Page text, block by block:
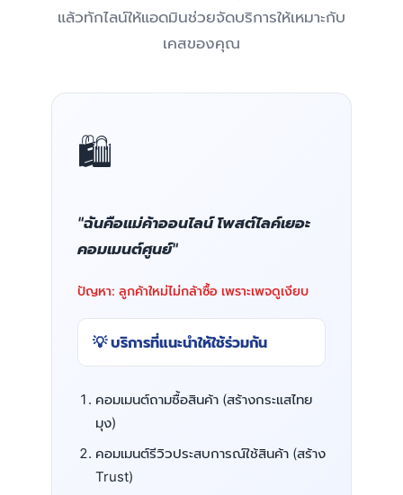
แล้วทักไลน์ให้แอดมินช่วยจัดบริการให้เหมาะกับ
เคสของคุณ
🛍️
"ฉันคือแม่ค้าออนไลน์ โพสต์ไลค์เยอะ
คอมเมนต์ศูนย์"
ปัญหา: ลูกค้าใหม่ไม่กล้าซื้อ เพราะเพจดูเงียบ
💡 บริการที่แนะนำให้ใช้ร่วมกัน
คอมเมนต์ถามซื้อสินค้า (สร้างกระแสไทย
มุง)
คอมเมนต์รีวิวประสบการณ์ใช้สินค้า (สร้าง
Trust)